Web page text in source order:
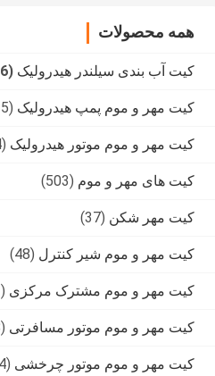
همه محصولات
کیت آب بندی سیلندر هیدرولیک (816)
کیت مهر و موم پمپ هیدرولیک (115)
کیت مهر و موم موتور هیدرولیک (34)
کیت های مهر و موم (503)
کیت مهر شکن (37)
کیت مهر و موم شیر کنترل (48)
کیت مهر و موم مشترک مرکزی (33)
کیت مهر و موم موتور مسافرتی (18)
کیت مهر و موم موتور چرخشی (14)